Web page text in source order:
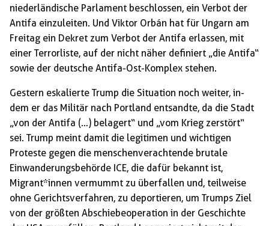
niederländische Parlament beschlossen, ein Verbot der
Antifa einzuleiten. Und Viktor Orbán hat für Ungarn am
Freitag ein Dekret zum Verbot der Antifa erlassen, mit
einer Terrorliste, auf der nicht näher definiert „die Antifa“
sowie der deutsche Antifa-Ost-Komplex stehen.
Gestern eskalierte Trump die Situation noch weiter, in-
dem er das Militär nach Portland entsandte, da die Stadt
„von der Antifa (…) belagert“ und „vom Krieg zerstört“
sei. Trump meint damit die legitimen und wichtigen
Proteste gegen die menschenverachtende brutale
Einwanderungsbehörde ICE, die dafür bekannt ist,
Migrant*innen vermummt zu überfallen und, teilweise
ohne Gerichtsverfahren, zu deportieren, um Trumps Ziel
von der größten Abschiebeoperation in der Geschichte